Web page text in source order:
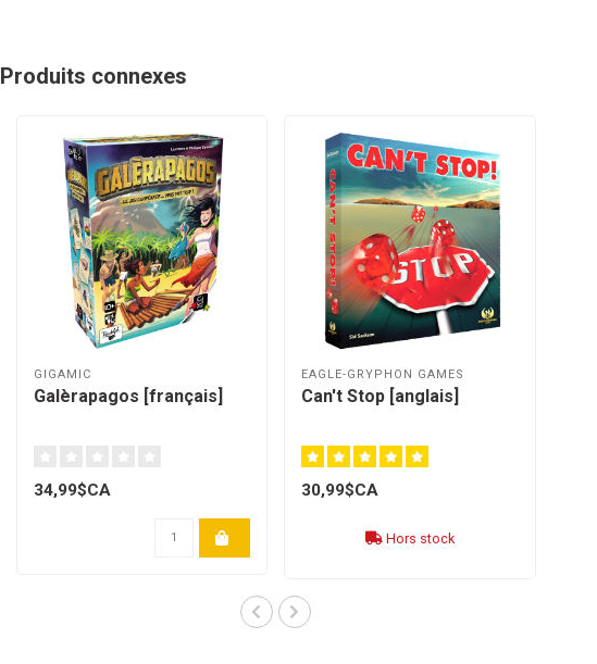
Produits connexes
GIGAMIC
Galèrapagos [français]
34,99$CA
EAGLE-GRYPHON GAMES
Can't Stop [anglais]
30,99$CA
Hors stock